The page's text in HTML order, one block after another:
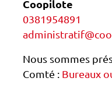
Coopilote
0381954891
Nous sommes
Comté : Bureaux